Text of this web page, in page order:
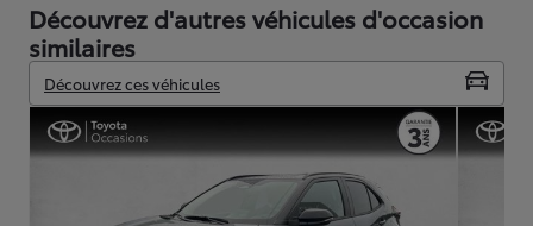
Découvrez d'autres véhicules d'occasion
similaires
Découvrez ces véhicules